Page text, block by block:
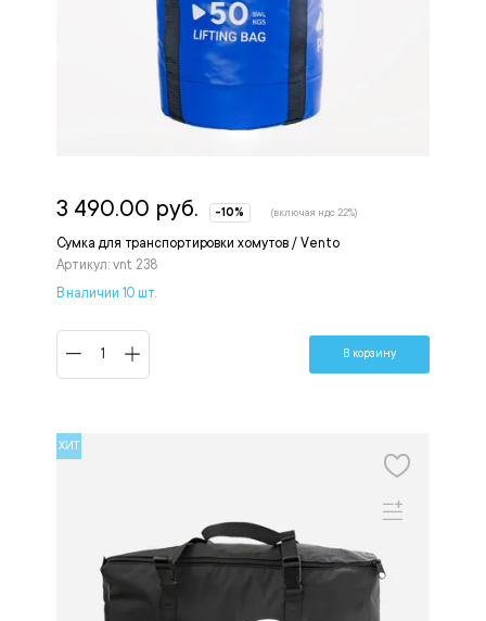
Сумка для транспортировки хомутов / Vento
Артикул: vnt 238
3 490.00 руб. -10% (включая ндс 22%)
В наличии 10 шт.
В корзину
ХИТ